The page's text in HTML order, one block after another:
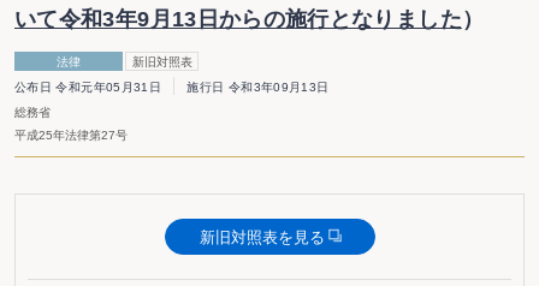
いて令和3年9月13日からの施行となりました）
法律
新旧対照表
公布日 令和元年05月31日
施行日 令和3年09月13日
総務省
平成25年法律第27号
新旧対照表を見る